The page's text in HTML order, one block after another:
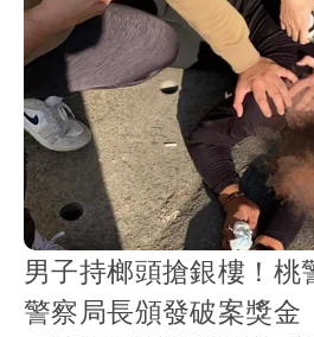
男子持榔頭搶銀樓！
警察局長頒發破案獎金